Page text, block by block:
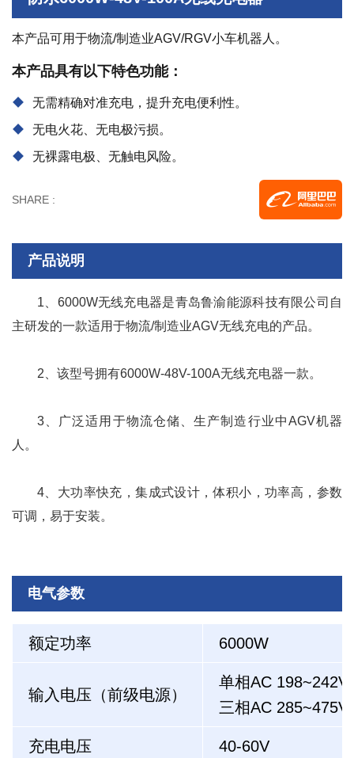
本产品可用于物流/制造业AGV/RGV小车机器人。
本产品具有以下特色功能：
无需精确对准充电，提升充电便利性。
无电火花、无电极污损。
无裸露电极、无触电风险。
SHARE :
产品说明
1、6000W无线充电器是青岛鲁渝能源科技有限公司自
主研发的一款适用于物流/制造业AGV无线充电的产品。
2、该型号拥有6000W-48V-100A无线充电器一款。
3、广泛适用于物流仓储、生产制造行业中AGV机器
人。
4、大功率快充，集成式设计，体积小，功率高，参数
可调，易于安装。
电气参数
额定功率 6000W
输入电压（前级电源）
单相AC 198~242V
三相AC 285~475V
充电电压 40-60V